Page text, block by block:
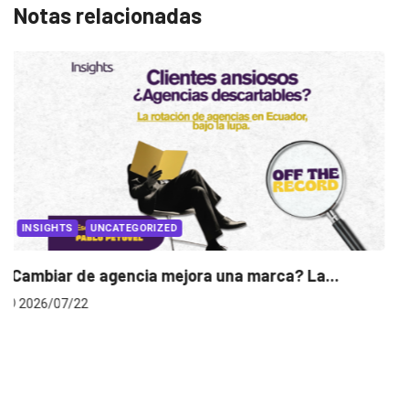
Notas relacionadas
INSIGHTS